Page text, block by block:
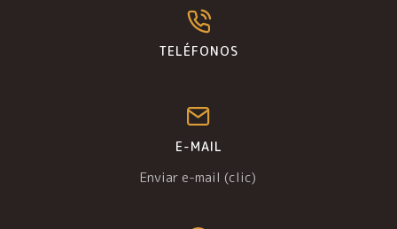
TELÉFONOS
E-MAIL
Enviar e-mail (clic)